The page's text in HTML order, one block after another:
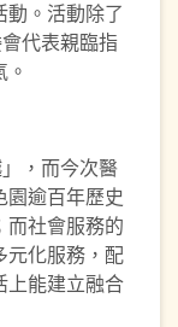
。活動除了
代表親臨指
，而今次醫
園逾百年歷史
而社會服務的
元化服務，配
上能建立融合